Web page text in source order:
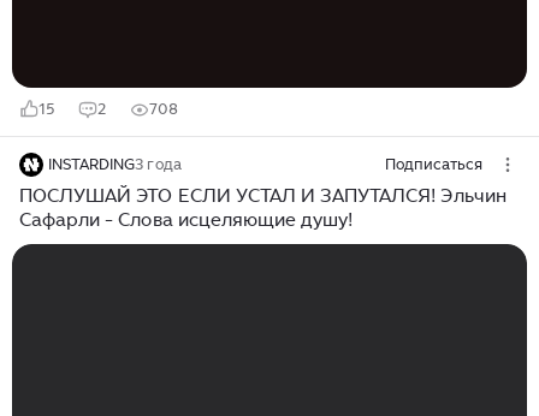
15 2 708
INSTARDING3 года Подписаться
ПОСЛУШАЙ ЭТО ЕСЛИ УСТАЛ И ЗАПУТАЛСЯ! Эльчин
Сафарли - Слова исцеляющие душу!